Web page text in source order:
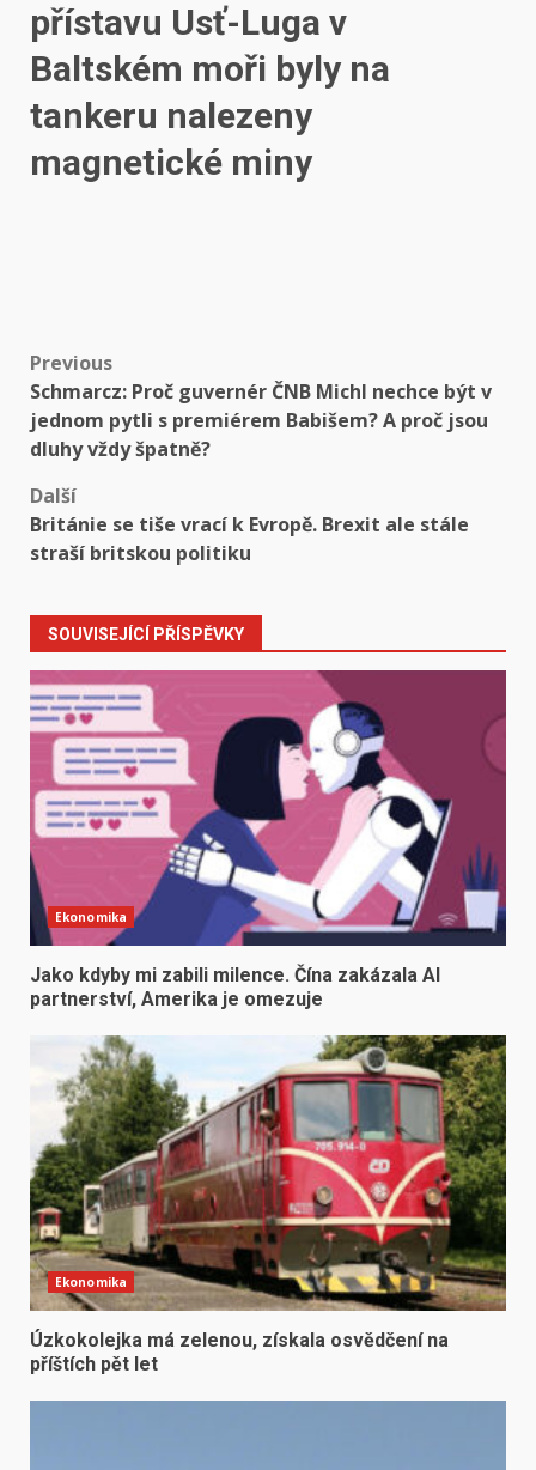
přístavu Usť-Luga v
Baltském moři byly na
tankeru nalezeny
magnetické miny
Post
navigation
Previous
Schmarcz: Proč guvernér ČNB Michl nechce být v
jednom pytli s premiérem Babišem? A proč jsou
dluhy vždy špatně?
Další
Británie se tiše vrací k Evropě. Brexit ale stále
straší britskou politiku
SOUVISEJÍCÍ PŘÍSPĚVKY
Ekonomika
Jako kdyby mi zabili milence. Čína zakázala AI
partnerství, Amerika je omezuje
Ekonomika
Úzkokolejka má zelenou, získala osvědčení na
příštích pět let